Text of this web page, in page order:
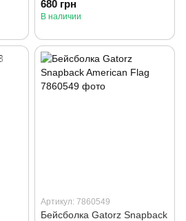
680 грн
В наличии
Артикул: 7860549
Бейсболка Gatorz Snapback